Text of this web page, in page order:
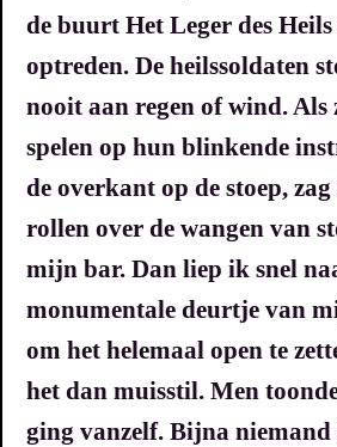
de buurt Het Leger des
optreden. De heilssoldaten
nooit aan regen of wind. Als
spelen op hun blinkende
de overkant op de stoep,
rollen over de wangen van
mijn bar. Dan liep ik snel
monumentale deurtje van
om het helemaal open te
het dan muisstil. Men
ging vanzelf. Bijna niemand